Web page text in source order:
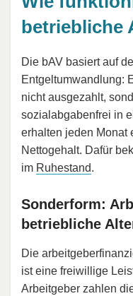
betriebliche
Die bAV basiert auf
Entgeltumwandlung:
nicht ausgezahlt,
sozialabgabenfrei in
erhalten jeden Monat
Nettogehalt. Dafür
im Ruhestand.
Sonderform:
betriebliche
Die
ist eine freiwillige
Arbeitgeber zahlen